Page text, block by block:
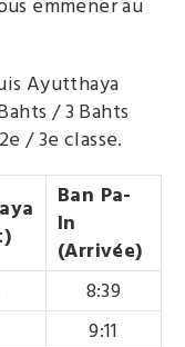
emmener au
Ayutthaya
/ 3 Bahts
/ 3e classe.
Ban Pa-
In
(Arrivée)
8:39
9:11